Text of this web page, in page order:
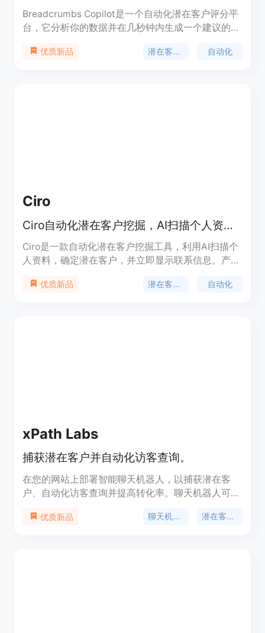
Breadcrumbs Copilot是一个自动化潜在客户评分平
台，它分析你的数据并在几秒钟内生成一个建议的模
容。它易于理解且速度惊人！通过Copilot，你可以
优质新品 潜在客户评分 自动化
Ciro
Ciro自动化潜在客户挖掘，AI扫描个人资料，确定潜在客户，立即显示联系信息。
Ciro是一款自动化潜在客户挖掘工具，利用AI扫描个
人资料，确定潜在客户，并立即显示联系信息。产品
优质新品 潜在客户挖掘 自动化
xPath Labs
捕获潜在客户并自动化访客查询。
在您的网站上部署智能聊天机器人，以捕获潜在客
户、自动化访客查询并提高转化率。聊天机器人可以
获访客的电子邮件，提供快速响应，并引导访客了解
优质新品 聊天机器人 潜在客户生成